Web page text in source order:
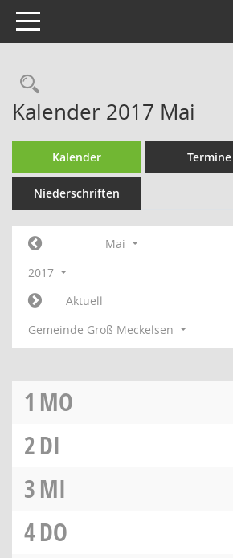
Toggle navigation
Rechercheauswahl
Kalender 2017 Mai
Kalender Termine
Niederschriften
Mai
2017
Aktuell
Gemeinde Groß Meckelsen
1 MO
2DI
3MI
4DO